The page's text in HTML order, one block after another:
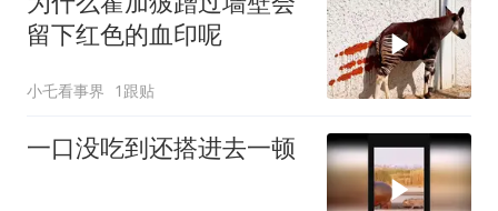
留下红色的血印呢
小乇看事界 1跟贴
一口没吃到还搭进去一顿